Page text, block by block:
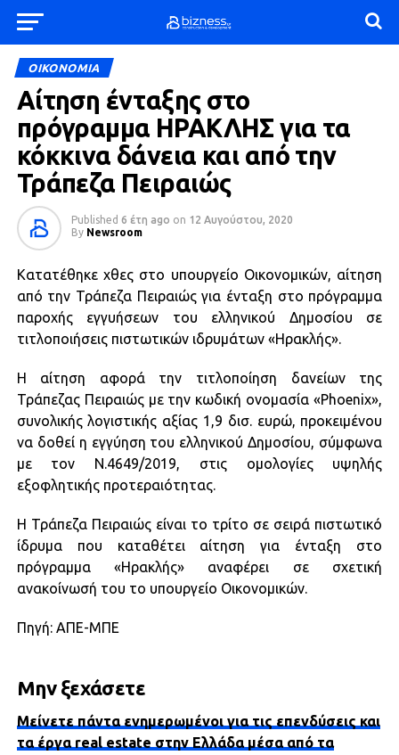
ΟΙΚΟΝΟΜΙΑ
Αίτηση ένταξης στο
πρόγραμμα ΗΡΑΚΛΗΣ για τα
κόκκινα δάνεια και από την
Τράπεζα Πειραιώς
Published 6 έτη ago on 12 Αυγούστου, 2020
By Newsroom
Κατατέθηκε χθες στο υπουργείο Οικονομικών, αίτηση
από την Τράπεζα Πειραιώς για ένταξη στο πρόγραμμα
παροχής εγγυήσεων του ελληνικού Δημοσίου σε
τιτλοποιήσεις πιστωτικών ιδρυμάτων «Ηρακλής».
Η αίτηση αφορά την τιτλοποίηση δανείων της
Τράπεζας Πειραιώς με την κωδική ονομασία «Phoenix»,
συνολικής λογιστικής αξίας 1,9 δισ. ευρώ, προκειμένου
να δοθεί η εγγύηση του ελληνικού Δημοσίου, σύμφωνα
με τον Ν.4649/2019, στις ομολογίες υψηλής
εξοφλητικής προτεραιότητας.
Η Τράπεζα Πειραιώς είναι το τρίτο σε σειρά πιστωτικό
ίδρυμα που καταθέτει αίτηση για ένταξη στο
πρόγραμμα «Ηρακλής» αναφέρει σε σχετική
ανακοίνωσή του το υπουργείο Οικονομικών.
Πηγή: ΑΠΕ-ΜΠΕ
Μην ξεχάσετε
Μείνετε πάντα ενημερωμένοι για τις επενδύσεις και
τα έργα real estate στην Ελλάδα μέσα από τα